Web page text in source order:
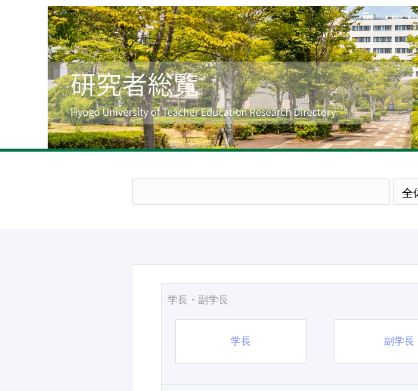
学長・副学長
学長 副学長